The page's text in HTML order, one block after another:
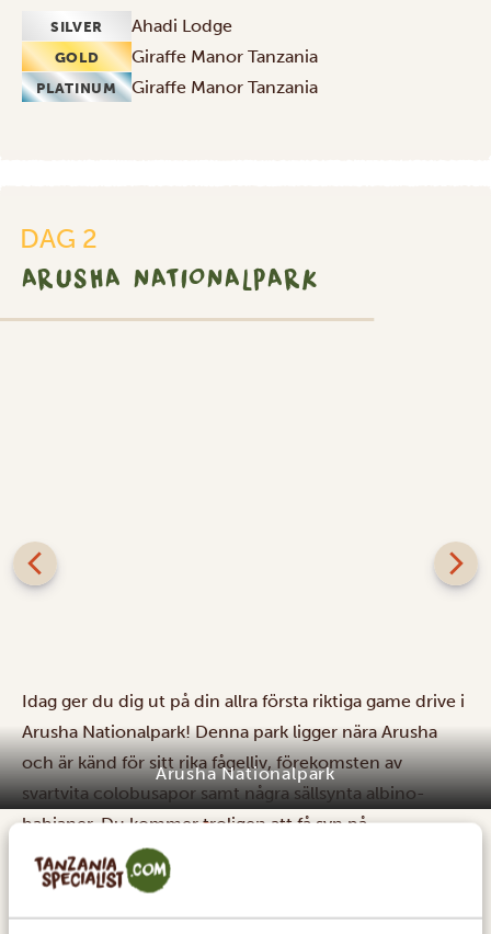
SILVER Ahadi Lodge
GOLD Giraffe Manor Tanzania
PLATINUM Giraffe Manor Tanzania
DAG 2
ARUSHA NATIONALPARK
Idag ger du dig ut på din allra första riktiga game drive i
Arusha Nationalpark! Denna park ligger nära Arusha
och är känd för sitt rika fågelliv, förekomsten av
svartvita colobusapor samt några sällsynta albino-
babianer. Du kommer troligen att få syn på
colobusapor, ovanliga fågelarter som den praktfulla
silverkindade näshornsfågeln och med lite tur kanske
till och med en albino. Parken rymmer också en sjö,